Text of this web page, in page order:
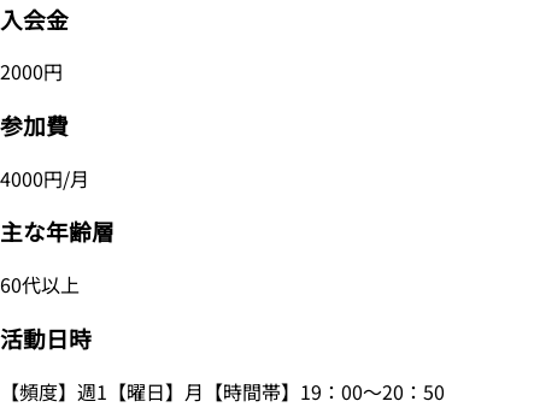
入会金
2000円
参加費
4000円/月
主な年齢層
60代以上
活動日時
【頻度】週1【曜日】月【時間帯】19：00～20：50